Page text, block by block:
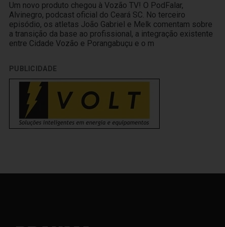
Um novo produto chegou à Vozão TV! O PodFalar,
Alvinegro, podcast oficial do Ceará SC. No terceiro
episódio, os atletas João Gabriel e Melk comentam sobre
a transição da base ao profissional, a integração existente
entre Cidade Vozão e Porangabuçu e o m
PUBLICIDADE